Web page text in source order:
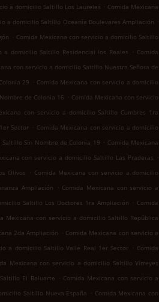
a domicilio Saltillo Los Laureles . Comida Mexicana
a domicilio Saltillo Oceanía Boulevares Ampliación .
. Comida Mexicana con servicio a domicilio Saltillo
a domicilio Saltillo Residencial los Reales . Comida
con servicio a domicilio Saltillo Nuestra Señora de
29 . Comida Mexicana con servicio a domicilio
de Colonia 16 . Comida Mexicana con servicio
con servicio a domicilio Saltillo Cumbres 1ra
Sector . Comida Mexicana con servicio a domicilio
Sin Nombre de Colonia 19 . Comida Mexicana
con servicio a domicilio Saltillo Las Praderas .
Olivos . Comida Mexicana con servicio a domicilio
Ampliación . Comida Mexicana con servicio a
Saltillo Los Doctores 1ra Ampliación . Comida
Mexicana con servicio a domicilio Saltillo República
2da Ampliación . Comida Mexicana con servicio a
a domicilio Saltillo Valle Real 1er Sector . Comida
Mexicana con servicio a domicilio Saltillo Virreyes
El Baluarte . Comida Mexicana con servicio a
Saltillo Nueva España . Comida Mexicana con